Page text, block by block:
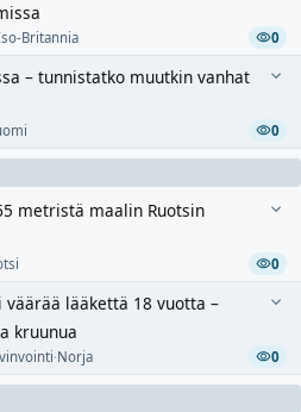
Britannia 0
– tunnistatko muutkin vanhat
0
metristä maalin Ruotsin
0
lääkettä 18 vuotta –
kruunua
·Norja 0